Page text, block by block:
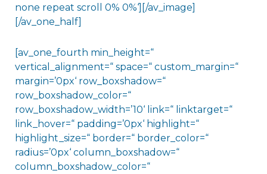
none repeat scroll 0% 0%‘][/av_image]
[/av_one_half]
[av_one_fourth min_height=“
vertical_alignment=“ space=“ custom_margin=“
margin=’0px‘ row_boxshadow=“
row_boxshadow_color=“
row_boxshadow_width=’10‘ link=“ linktarget=“
link_hover=“ padding=’0px‘ highlight=“
highlight_size=“ border=“ border_color=“
radius=’0px‘ column_boxshadow=“
column_boxshadow_color=“